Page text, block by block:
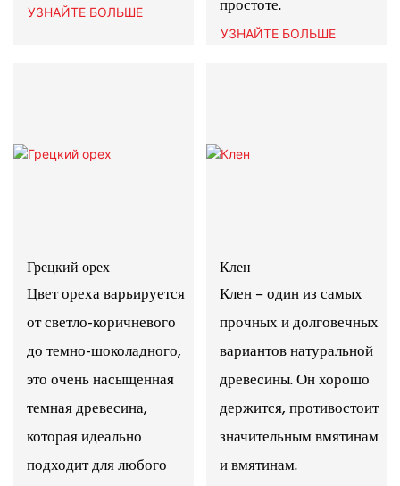
УЗНАЙТЕ БОЛЬШЕ
простоте.
УЗНАЙТЕ БОЛЬШЕ
Грецкий орех
Цвет ореха варьируется
от светло-коричневого
до темно-шоколадного,
это очень насыщенная
темная древесина,
которая идеально
подходит для любого
Клен
Клен – один из самых
прочных и долговечных
вариантов натуральной
древесины. Он хорошо
держится, противостоит
значительным вмятинам
и вмятинам.